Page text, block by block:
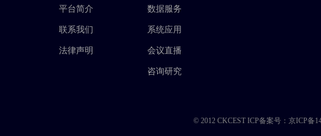
平台简介
联系我们
法律声明
数据服务
系统应用
会议直播
咨询研究
© 2012 CKCEST ICP备案号：京ICP备